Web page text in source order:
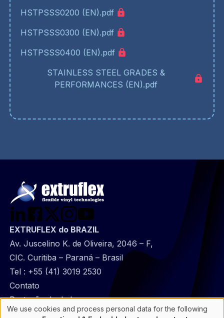
HSTPSSS0200 (EN).pdf
HSTPSSS0300 (EN).pdf
HSTPSSS0400 (EN).pdf
STAINLESS STEEL GRADES &
PERFORMANCES (EN).pdf
EXTRUFLEX do BRAZIL
Av. Juscelino K. de Oliveira, 2046 – F,
CIC. Curitiba – Paraná – Brasil
Tel : +55 (41) 3019 2530
@
Footer
infos
Contato
Proteção de dados
Informações gerais
Use
We use cookies and process personal data for the following